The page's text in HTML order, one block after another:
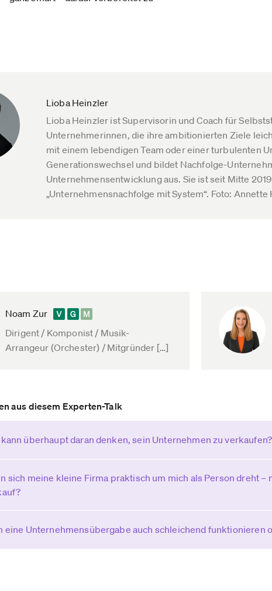
Lioba Heinzler
Lioba Heinzler ist Supervisorin und Coach für
Unternehmerinnen, die ihre ambitionierten Ziele
mit einem lebendigen Team oder einer turbulenten
Generationswechsel und bildet Nachfolge-
Unternehmensentwicklung aus. Sie ist seit Mitte
„Unternehmensnachfolge mit System“. Foto: Annette
Noam Zur
Dirigent / Komponist / Musik-
Arrangeur (Orchester) / Mitgründer […]
aus diesem Experten-Talk
überhaupt daran denken, sein Unternehmen zu verkaufen?
sich meine kleine Firma praktisch um mich als Person dreht –
eine Unternehmensübergabe auch schleichend funktionieren